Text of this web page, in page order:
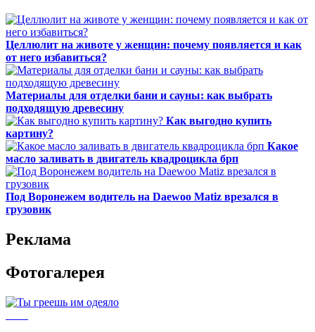
Целлюлит на животе у женщин: почему появляется и как
от него избавиться?
Материалы для отделки бани и сауны: как выбрать
подходящую древесину
Как выгодно купить
картину?
Какое
масло заливать в двигатель квадроцикла брп
Под Воронежем водитель на Daewoo Matiz врезался в
грузовик
Реклама
Фотогалерея